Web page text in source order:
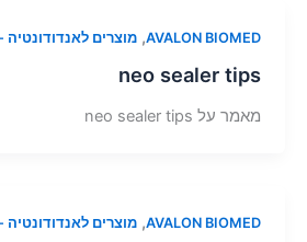
AVALON BIOMED
, מוצרים לאנדודונטיה
neo sealer tips
מאמר על neo sealer tips
AVALON BIOMED
, מוצרים לאנדודונטיה